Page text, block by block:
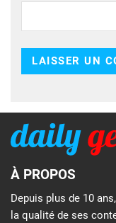
À PROPOS
Depuis plus de 10
la qualité de ses